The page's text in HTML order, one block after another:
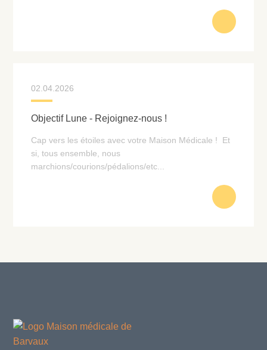
02.04.2026
Objectif Lune - Rejoignez-nous !
Cap vers les étoiles avec votre Maison Médicale ! Et
si, tous ensemble, nous
marchions/courions/pédalions/etc...